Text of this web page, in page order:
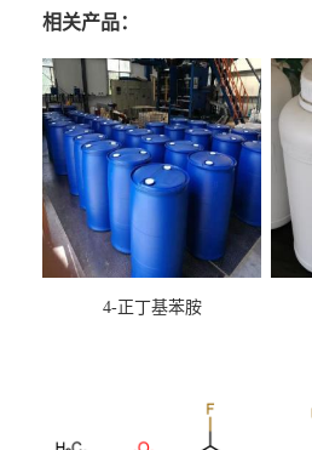
相关产品：
4-正丁基苯胺